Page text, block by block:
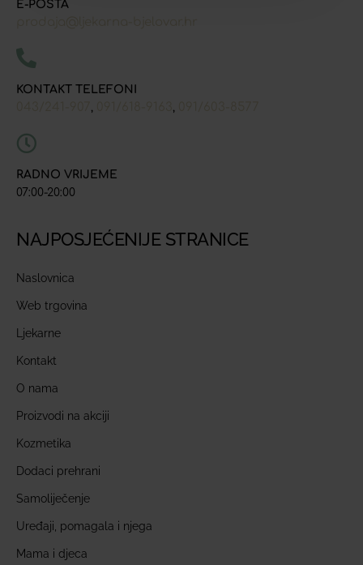
E-POŠTA
KONTAKT TELEFONI
, ,
RADNO VRIJEME
07:00-20:00
NAJPOSJEĆENIJE STRANICE
Naslovnica
Web trgovina
Ljekarne
Kontakt
O nama
Proizvodi na akciji
Kozmetika
Dodaci prehrani
Samoliječenje
Uređaji, pomagala i njega
Mama i djeca